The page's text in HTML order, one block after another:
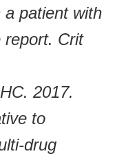
a patient with
report. Crit
2017.
to
drug